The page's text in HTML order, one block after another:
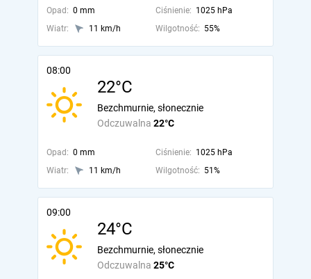
Opad: 0 mm Ciśnienie: 1025 hPa
Wiatr:
11 km/h Wilgotność: 55%
08:00
22°C
Odczuwalna 22°C
Bezchmurnie, słonecznie
Opad: 0 mm Ciśnienie: 1025 hPa
Wiatr:
11 km/h Wilgotność: 51%
09:00
24°C
Odczuwalna 25°C
Bezchmurnie, słonecznie